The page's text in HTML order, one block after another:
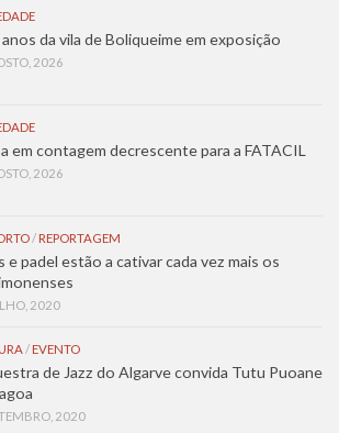
da vila de Boliqueime em exposição
2026
em contagem decrescente para a FATACIL
2026
/ REPORTAGEM
e padel estão a cativar cada vez mais os
2020
/ EVENTO
de Jazz do Algarve convida Tutu Puoane
2020